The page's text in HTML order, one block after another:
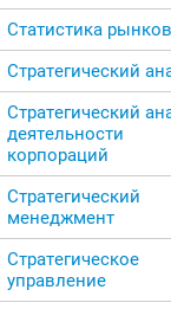
Статистика рынков
Стратегический
Стратегический
деятельности
корпораций
Стратегический
менеджмент
Стратегическое
управление